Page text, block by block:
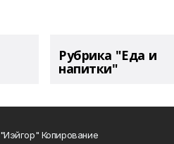
Рубрика "Еда и
напитки"
Копирование